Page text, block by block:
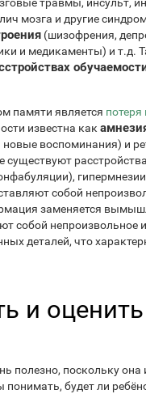
мозга и другие
(шизофрения,
и медикаменты) и т.д.
памяти является потеря
известна как
новые воспоминания) и
собой
заменяется
собой непроизвольное
деталей, что
и
полезно, поскольку
понимать, будет ли